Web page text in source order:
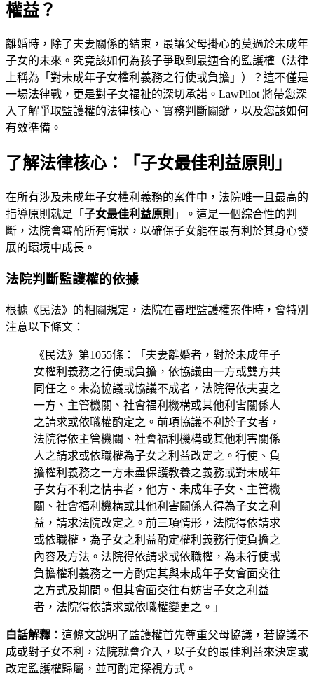
權益？
離婚時，除了夫妻關係的結束，最讓父母掛心的莫過於未成年
子女的未來。究竟該如何為孩子爭取到最適合的監護權（法律
上稱為「對未成年子女權利義務之行使或負擔」）？這不僅是
一場法律戰，更是對子女福祉的深切承諾。LawPilot 將帶您深
入了解爭取監護權的法律核心、實務判斷關鍵，以及您該如何
有效準備。
了解法律核心：「子女最佳利益原則」
在所有涉及未成年子女權利義務的案件中，法院唯一且最高的
指導原則就是「 子女最佳利益原則 」。這是一個綜合性的判
斷，法院會審酌所有情狀，以確保子女能在最有利於其身心發
展的環境中成長。
法院判斷監護權的依據
根據《民法》的相關規定，法院在審理監護權案件時，會特別
注意以下條文：
《民法》第1055條：「夫妻離婚者，對於未成年子
女權利義務之行使或負擔，依協議由一方或雙方共
同任之。未為協議或協議不成者，法院得依夫妻之
一方、主管機關、社會福利機構或其他利害關係人
之請求或依職權酌定之。前項協議不利於子女者，
法院得依主管機關、社會福利機構或其他利害關係
人之請求或依職權為子女之利益改定之。行使、負
擔權利義務之一方未盡保護教養之義務或對未成年
子女有不利之情事者，他方、未成年子女、主管機
關、社會福利機構或其他利害關係人得為子女之利
益，請求法院改定之。前三項情形，法院得依請求
或依職權，為子女之利益酌定權利義務行使負擔之
內容及方法。法院得依請求或依職權，為未行使或
負擔權利義務之一方酌定其與未成年子女會面交往
之方式及期間。但其會面交往有妨害子女之利益
者，法院得依請求或依職權變更之。」
白話解釋 ：這條文說明了監護權首先尊重父母協議，若協議不
成或對子女不利，法院就會介入，以子女的最佳利益來決定或
改定監護權歸屬，並可酌定探視方式。